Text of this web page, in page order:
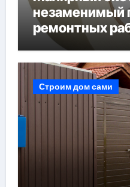
незаменимый
ремонтных
Строим дом сами